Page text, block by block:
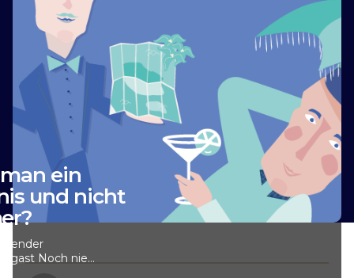
ein
und nicht
Noch nie